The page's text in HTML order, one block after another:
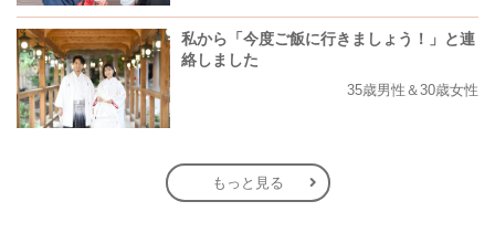
私から「今度ご飯に行きましょう！」と連
絡しました
35歳男性＆30歳女性
もっと見る